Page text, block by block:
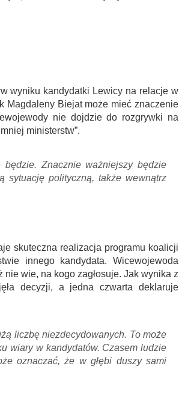
wyniku kandydatki Lewicy na relacje w
Magdaleny Biejat może mieć znaczenie
nie dojdzie do rozgrywki na
ministerstw”.
będzie. Znacznie ważniejszy będzie
sytuację polityczną, także wewnątrz
skuteczna realizacja programu koalicji
innego kandydata. Wicewojewoda
wie, na kogo zagłosuje. Jak wynika z
decyzji, a jedna czwarta deklaruje
liczbę niezdecydowanych. To może
wiary w kandydatów. Czasem ludzie
oznaczać, że w głębi duszy sami